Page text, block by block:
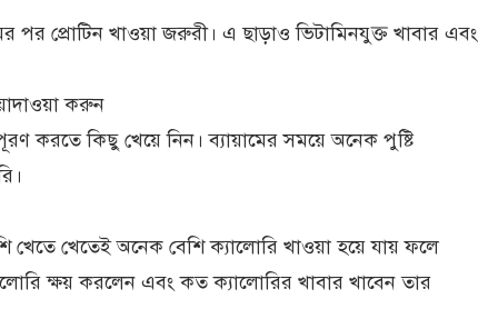
পর প্রোটিন খাওয়া জরুরী। এ ছাড়াও ভিটামিনযুক্ত খাবার এবং
করুন
করতে কিছু খেয়ে নিন। ব্যায়ামের সময়ে অনেক পুষ্টি
খেতে খেতেই অনেক বেশি ক্যালোরি খাওয়া হয়ে যায় ফলে
ক্ষয় করলেন এবং কত ক্যালোরির খাবার খাবেন তার